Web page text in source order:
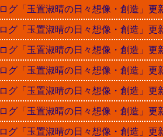
「玉置淑晴の日々想像・創造」更
「玉置淑晴の日々想像・創造」更
「玉置淑晴の日々想像・創造」更
「玉置淑晴の日々想像・創造」更
「玉置淑晴の日々想像・創造」更
「玉置淑晴の日々想像・創造」更
「玉置淑晴の日々想像・創造」更